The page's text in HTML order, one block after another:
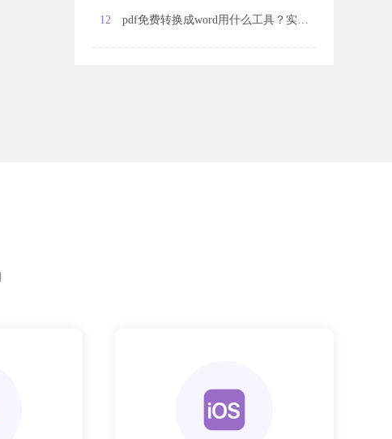
12 pdf免费转换成word用什么工具？实用教程来传授?